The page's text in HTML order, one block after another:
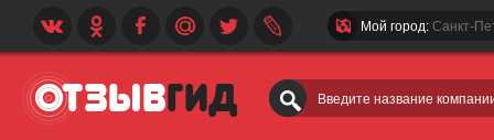
Введите название
Мой город: Санкт-